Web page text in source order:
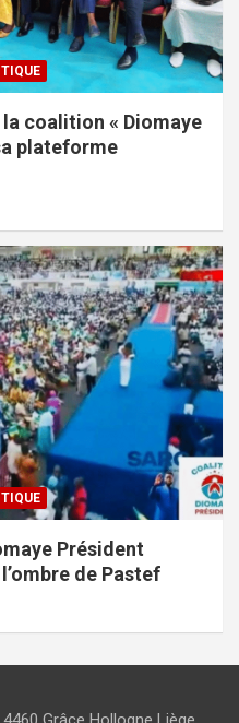
coalition « Diomaye
plateforme
Président
de Pastef